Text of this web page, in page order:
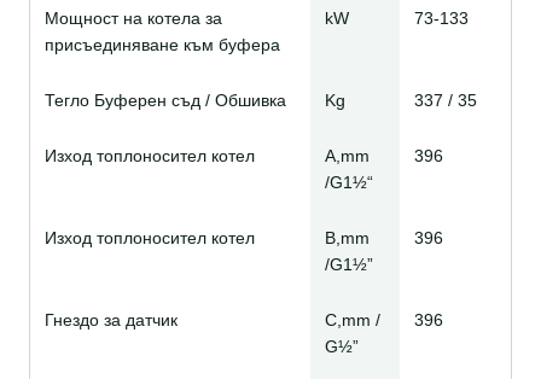
Мощност на котела за
присъединяване към буфера
kW 73-133
Тегло Буферен съд / Обшивка Kg 337 / 35
Изход топлоносител котел
A,mm
/G1½“
396
Изход топлоносител котел
B,mm
/G1½”
396
Гнездо за датчик
C,mm /
G½”
396